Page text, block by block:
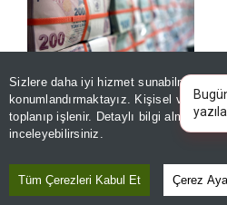
Sizlere daha iyi hizmet sunabilmek
konumlandırmaktayız. Kişisel
toplanıp işlenir. Detaylı bilgi almak için
inceleyebilirsiniz.
Tüm Çerezleri Kabul Et Çerez
Konut ve araç
finansmanında kişiye
özel dönem! Ödeme
şekilleniyor